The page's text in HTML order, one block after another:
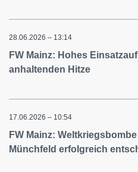
28.06.2026 – 13:14
FW Mainz: Hohes
anhaltenden Hitze
17.06.2026 – 10:54
FW Mainz:
Münchfeld erfolgreich